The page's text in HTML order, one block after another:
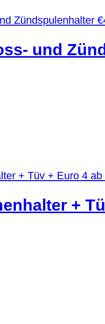
€
und
ab
+